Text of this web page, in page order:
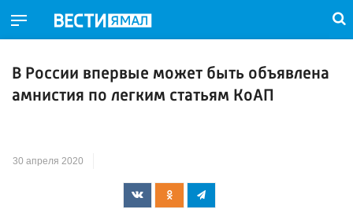
В России впервые может быть объявлена
амнистия по легким статьям КоАП
30 апреля 2020